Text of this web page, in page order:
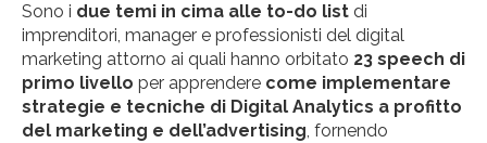
Sono i due temi in cima alle to-do list di
imprenditori, manager e professionisti del digital
marketing attorno ai quali hanno orbitato 23 speech di
primo livello per apprendere come implementare
strategie e tecniche di Digital Analytics a profitto
del marketing e dell’advertising, fornendo